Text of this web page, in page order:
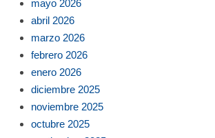
mayo 2026
abril 2026
marzo 2026
febrero 2026
enero 2026
diciembre 2025
noviembre 2025
octubre 2025